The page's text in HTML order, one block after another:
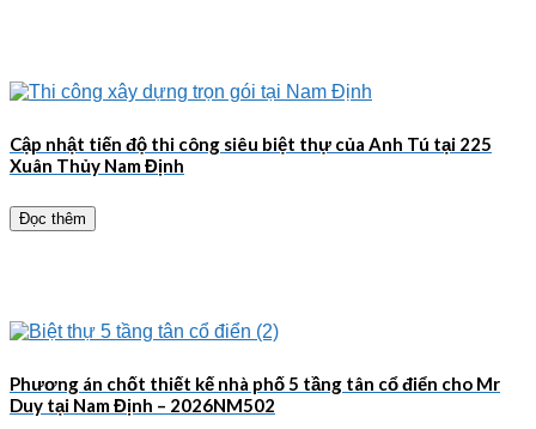
Cập nhật tiến độ thi công siêu biệt thự của Anh Tú tại 225
Xuân Thủy Nam Định
Đọc thêm
Phương án chốt thiết kế nhà phố 5 tầng tân cổ điển cho Mr
Duy tại Nam Định – 2026NM502